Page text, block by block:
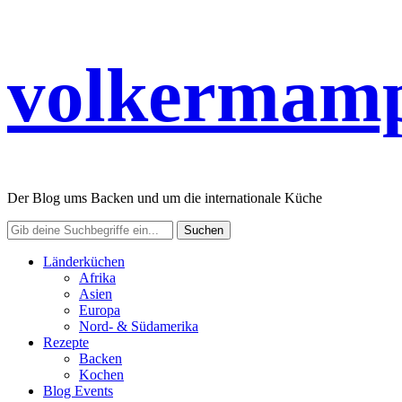
Der Blog ums Backen und um die internationale Küche
Länderküchen
Afrika
Asien
Europa
Nord- & Südamerika
Rezepte
Backen
Kochen
Blog Events